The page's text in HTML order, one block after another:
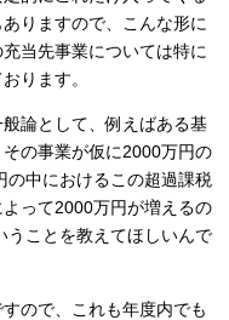
りますので、こんな形に
当先事業については特に
ります。
論として、例えばある基
の事業が仮に2000万円の
の中におけるこの超過課税
って2000万円が増えるの
うことを教えてほしいんで
ので、これも年度内でも